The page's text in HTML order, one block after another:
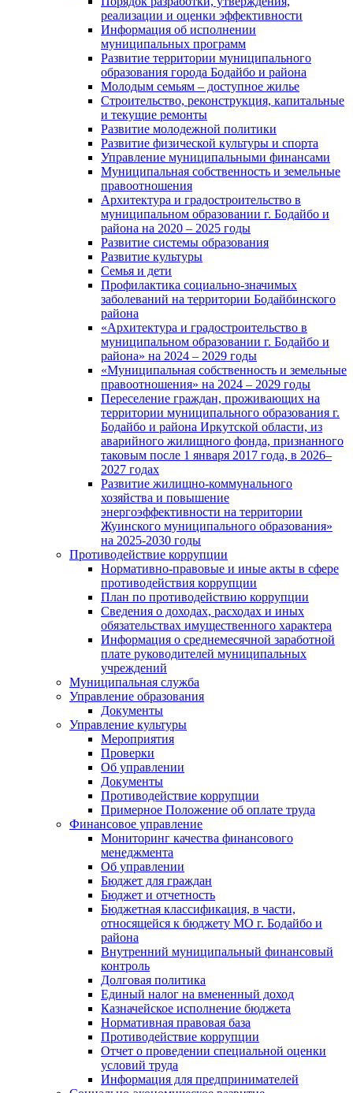
реализации и оценки эффективности
Информация об исполнении
муниципальных программ
Развитие территории муниципального
образования города Бодайбо и района
Молодым семьям – доступное жилье
Строительство, реконструкция, капитальные
и текущие ремонты
Развитие молодежной политики
Развитие физической культуры и спорта
Управление муниципальными финансами
Муниципальная собственность и земельные
правоотношения
Архитектура и градостроительство в
муниципальном образовании г. Бодайбо и
района на 2020 – 2025 годы
Развитие системы образования
Развитие культуры
Семья и дети
Профилактика социально-значимых
заболеваний на территории Бодайбинского
района
«Архитектура и градостроительство в
муниципальном образовании г. Бодайбо и
района» на 2024 – 2029 годы
«Муниципальная собственность и земельные
правоотношения» на 2024 – 2029 годы
Переселение граждан, проживающих на
территории муниципального образования г.
Бодайбо и района Иркутской области, из
аварийного жилищного фонда, признанного
таковым после 1 января 2017 года, в 2026–
2027 годах
Развитие жилищно-коммунального
хозяйства и повышение
энергоэффективности на территории
Жуинского муниципального образования»
на 2025-2030 годы
Противодействие коррупции
Нормативно-правовые и иные акты в сфере
противодействия коррупции
План по противодействию коррупции
Сведения о доходах, расходах и иных
обязательствах имущественного характера
Информация о среднемесячной заработной
плате руководителей муниципальных
учреждений
Муниципальная служба
Управление образования
Документы
Управление культуры
Мероприятия
Проверки
Об управлении
Документы
Противодействие коррупции
Примерное Положение об оплате труда
Финансовое управление
Мониторинг качества финансового
менеджмента
Об управлении
Бюджет для граждан
Бюджет и отчетность
Бюджетная классификация, в части,
относящейся к бюджету МО г. Бодайбо и
района
Внутренний муниципальный финансовый
контроль
Долговая политика
Единый налог на вмененный доход
Казначейское исполнение бюджета
Нормативная правовая база
Противодействие коррупции
Отчет о проведении специальной оценки
условий труда
Информация для предпринимателей